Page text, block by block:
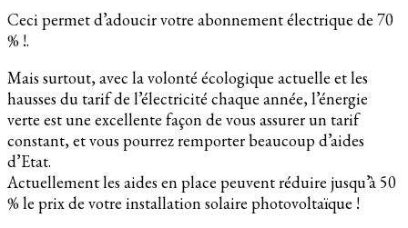
Ceci permet d’adoucir votre abonnement électrique de 70
% !.
Mais surtout, avec la volonté écologique actuelle et les
hausses du tarif de l’électricité chaque année, l’énergie
verte est une excellente façon de vous assurer un tarif
constant, et vous pourrez remporter beaucoup d’aides
d’Etat.
Actuellement les aides en place peuvent réduire jusqu’à 50
% le prix de votre installation solaire photovoltaïque !